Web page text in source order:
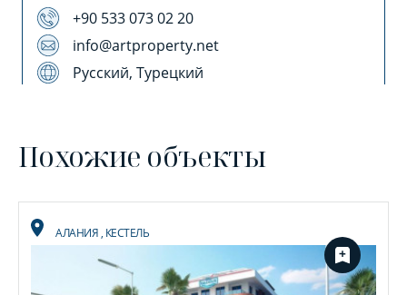
+90 533 073 02 20
info@artproperty.net
Русский, Турецкий
Похожие объекты
АЛАНИЯ, КЕСТЕЛЬ